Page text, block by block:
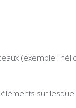
(exemple :
sur